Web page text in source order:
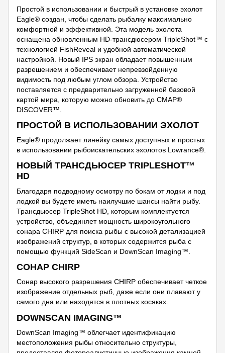
Простой в использовании и быстрый в установке эхолот
Eagle® создан, чтобы сделать рыбалку максимально
комфортной и эффективной. Эта модель эхолота
оснащена обновленным HD-трансдюсером TripleShot™ с
технологией FishReveal и удобной автоматической
настройкой. Новый IPS экран обладает повышенным
разрешением и обеспечивает непревзойденную
видимость под любым углом обзора. Устройство
поставляется с предварительно загруженной базовой
картой мира, которую можно обновить до CMAP®
DISCOVER™.
ПРОСТОЙ В ИСПОЛЬЗОВАНИИ ЭХОЛОТ
Eagle® продолжает линейку самых доступных и простых
в использовании рыбоискательских эхолотов Lowrance®.
НОВЫЙ ТРАНСДЬЮСЕР TRIPLESHOT™
HD
Благодаря подводному осмотру по бокам от лодки и под
лодкой вы будете иметь наилучшие шансы найти рыбу.
Трансдьюсер TripleShot HD, которым комплектуется
устройство, объединяет мощность широкоугольного
сонара CHIRP для поиска рыбы с высокой детализацией
изображений структур, в которых содержится рыба с
помощью функций SideScan и DownScan Imaging™.
СОНАР CHIRP
Сонар высокого разрешения CHIRP обеспечивает четкое
изображение отдельных рыб, даже если они плавают у
самого дна или находятся в плотных косяках.
DOWNSCAN IMAGING™
DownScan Imaging™ облегчает идентификацию
местоположения рыбы относительно структуры,